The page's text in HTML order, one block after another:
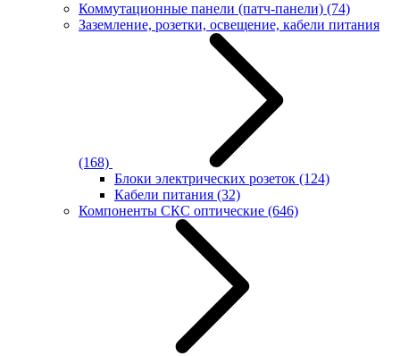
Коммутационные панели (патч-панели) (74)
Заземление, розетки, освещение, кабели питания
(168)
Блоки электрических розеток (124)
Кабели питания (32)
Компоненты СКС оптические (646)